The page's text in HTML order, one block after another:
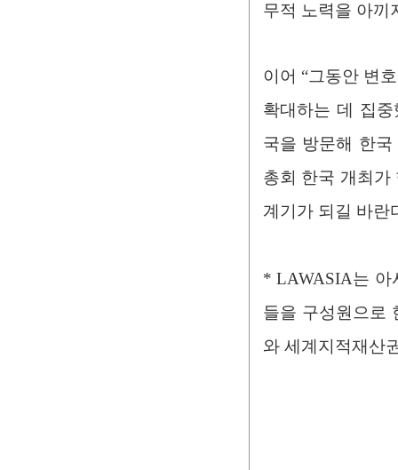
무적 노력을 아끼
이어 “그동안 변
확대하는 데 집
국을 방문해 한
총회 한국 개최가
계기가 되길 바란
* LAWASIA는 아
들을 구성원으로
와 세계지적재산